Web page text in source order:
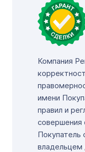
Компания
имени
правил и
совершения
Покупатель